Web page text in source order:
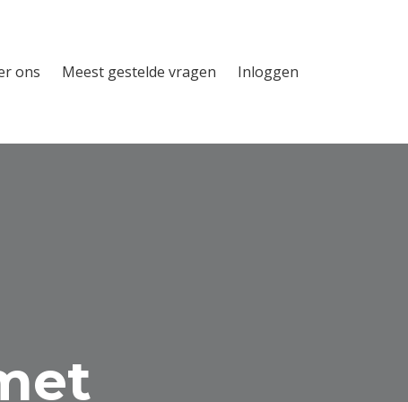
ons Meest gestelde vragen Inloggen